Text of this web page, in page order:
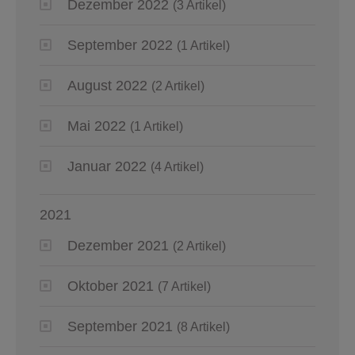
Dezember 2022 (3 Artikel)
September 2022 (1 Artikel)
August 2022 (2 Artikel)
Mai 2022 (1 Artikel)
Januar 2022 (4 Artikel)
2021
Dezember 2021 (2 Artikel)
Oktober 2021 (7 Artikel)
September 2021 (8 Artikel)